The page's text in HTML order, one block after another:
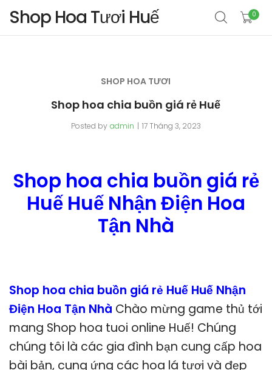
Shop Hoa Tươi Huế 0
SHOP HOA TƯƠI
Shop hoa chia buồn giá rẻ Huế
Posted by admin 17 Tháng 3, 2023
Shop hoa chia buồn giá rẻ
Huế Huế Nhận Điện Hoa
Tận Nhà
Shop hoa chia buồn giá rẻ Huế Huế Nhận
Điện Hoa Tận Nhà Chào mừng game thủ tới
mang Shop hoa tuoi online Huế! Chúng
chúng tôi là các gia đình bạn cung cấp hoa
bài bản, cung ứng các hoa lá tươi và đẹp